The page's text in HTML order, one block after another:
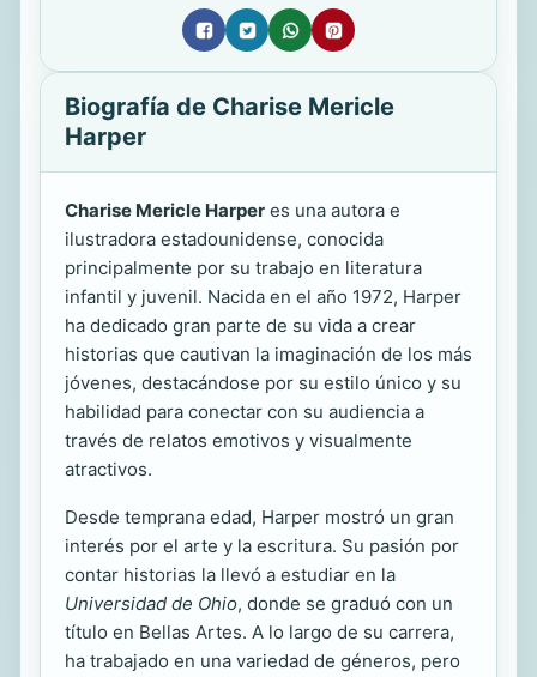
Biografía de Charise Mericle
Harper
Charise Mericle Harper es una autora e
ilustradora estadounidense, conocida
principalmente por su trabajo en literatura
infantil y juvenil. Nacida en el año 1972, Harper
ha dedicado gran parte de su vida a crear
historias que cautivan la imaginación de los más
jóvenes, destacándose por su estilo único y su
habilidad para conectar con su audiencia a
través de relatos emotivos y visualmente
atractivos.
Desde temprana edad, Harper mostró un gran
interés por el arte y la escritura. Su pasión por
contar historias la llevó a estudiar en la
Universidad de Ohio, donde se graduó con un
título en Bellas Artes. A lo largo de su carrera,
ha trabajado en una variedad de géneros, pero